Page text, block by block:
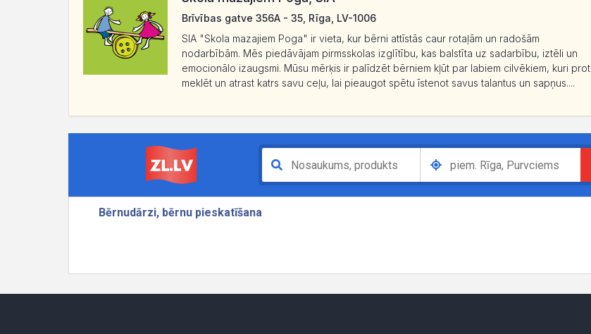
Brīvības gatve 356A - 35, Rīga, LV-1006
SIA "Skola mazajiem Poga" ir vieta, kur bērni attīstās caur rotaļām un radošām
nodarbībām. Mēs piedāvājam pirmsskolas izglītību, kas balstīta uz sadarbību, iztēli un
emocionālo izaugsmi. Mūsu mērķis ir palīdzēt bērniem kļūt par labiem cilvēkiem, kuri prot
meklēt un atrast katrs savu ceļu, lai pieaugot spētu īstenot savus talantus un sapņus....